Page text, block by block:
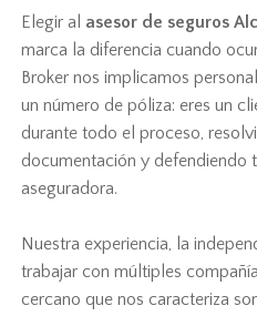
Elegir al asesor de seguros
marca la diferencia cuando
Broker nos implicamos
un número de póliza: eres un
durante todo el proceso,
documentación y defendiendo
aseguradora.
Nuestra experiencia, la
trabajar con múltiples
cercano que nos caracteriza